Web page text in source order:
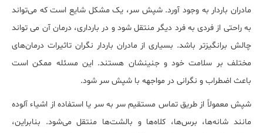
مادران باردار به وجود آورد. شپش سر، یک مشکل شایع است که می‌تواند
به راحتی از فردی به فرد دیگر منتقل شود و در بارداری، درمان آن می ‌تواند
چالش ‌برانگیزتر باشد. بسیاری از مادران باردار نگران تاثیرات درمان‌های
مختلف بر سلامت خود و جنینشان هستند. این مسئله ممکن است
باعث اضطراب و نگرانی در مواجهه با شپش سر شود.
شپش معمولاً از طریق تماس مستقیم سر به سر یا استفاده از اشیاء آلوده
مانند شانه‌ها، برس‌ها، کلاه‌ها و بالشت‌ها منتقل می‌شود. بنابراین،